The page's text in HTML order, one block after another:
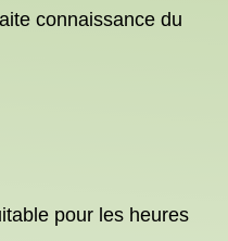
connaissance du
pour les heures